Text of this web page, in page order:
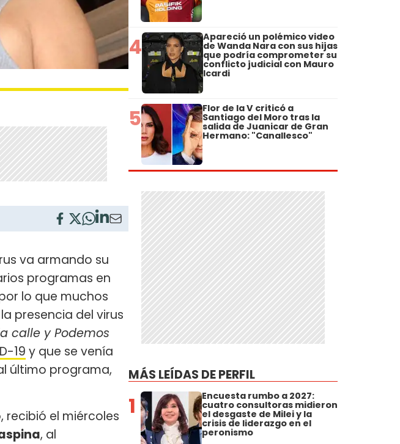
va armando su
programas en
lo que muchos
presencia del virus
calle y Podemos
19 y que se venía
último programa,
el miércoles
, al
4 Apareció un polémico video
de Wanda Nara con sus hijas
que podría comprometer su
conflicto judicial con Mauro
Icardi
5 Flor de la V criticó a
Santiago del Moro tras la
salida de Juanicar de Gran
Hermano: "Canallesco"
MÁS LEÍDAS DE PERFIL
1 Encuesta rumbo a 2027:
cuatro consultoras midieron
el desgaste de Milei y la
crisis de liderazgo en el
peronismo